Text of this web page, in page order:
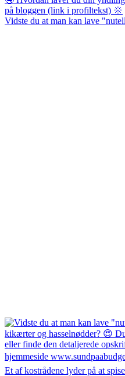
Vidste du at man kan lave
Et af kostrådene lyder på at